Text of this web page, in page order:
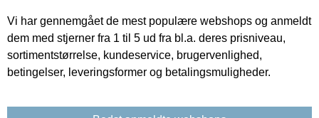
Vi har gennemgået de mest populære webshops og anmeldt
dem med stjerner fra 1 til 5 ud fra bl.a. deres prisniveau,
sortimentstørrelse, kundeservice, brugervenlighed,
betingelser, leveringsformer og betalingsmuligheder.